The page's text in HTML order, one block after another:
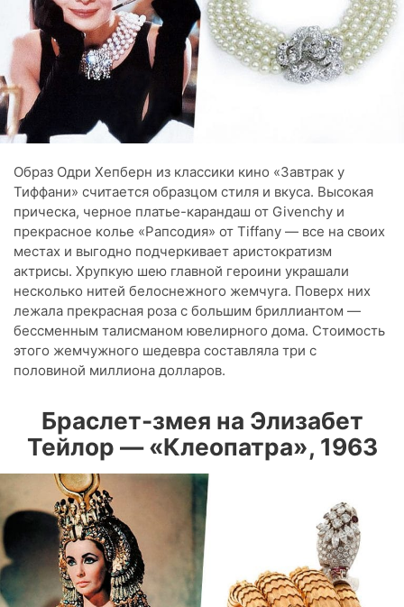
Образ Одри Хепберн из классики кино «Завтрак у
Тиффани» считается образцом стиля и вкуса. Высокая
прическа, черное платье-карандаш от Givenchy и
прекрасное колье «Рапсодия» от Tiffany — все на своих
местах и выгодно подчеркивает аристократизм
актрисы. Хрупкую шею главной героини украшали
несколько нитей белоснежного жемчуга. Поверх них
лежала прекрасная роза с большим бриллиантом —
бессменным талисманом ювелирного дома. Стоимость
этого жемчужного шедевра составляла три с
половиной миллиона долларов.
Браслет-змея на Элизабет
Тейлор — «Клеопатра», 1963